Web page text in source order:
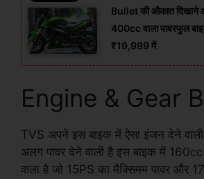
Bullet की औकात दिखाने
400cc वाला पावरफुल
₹19,999 में
Engine & Gear
TVS अपने इस बाइक में ऐसा इंजन देने
अलग पावर देने वाली है इस बाइक में
वाला है जो 15PS का मैक्सिमम पावर और